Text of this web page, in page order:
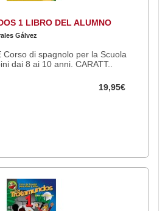
1 LIBRO DEL ALUMNO
Gálvez
Corso di spagnolo per la Scuola
dai 8 ai 10 anni. CARATT..
19,95€